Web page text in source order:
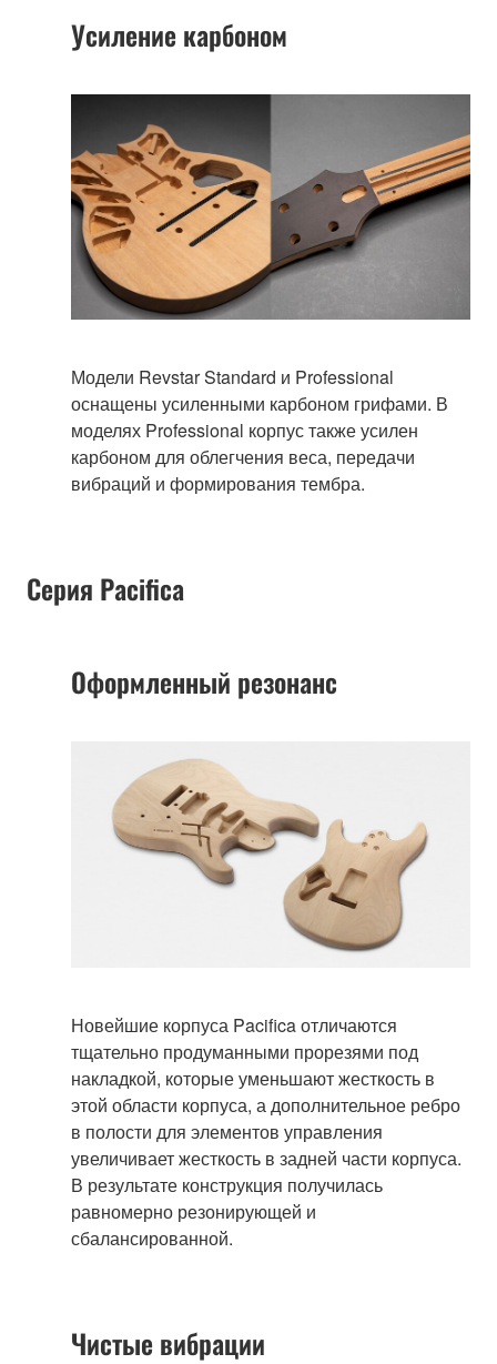
Усиление карбоном
Модели Revstar Standard и Professional
оснащены усиленными карбоном грифами. В
моделях Professional корпус также усилен
карбоном для облегчения веса, передачи
вибраций и формирования тембра.
Серия Pacifica
Оформленный резонанс
Новейшие корпуса Pacifica отличаются
тщательно продуманными прорезями под
накладкой, которые уменьшают жесткость в
этой области корпуса, а дополнительное ребро
в полости для элементов управления
увеличивает жесткость в задней части корпуса.
В результате конструкция получилась
равномерно резонирующей и
сбалансированной.
Чистые вибрации